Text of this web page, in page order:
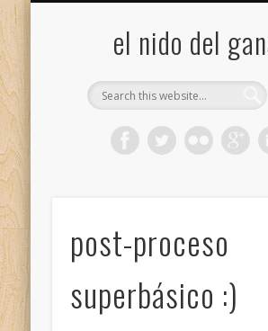
el nido del
post-proceso
superbásico :)